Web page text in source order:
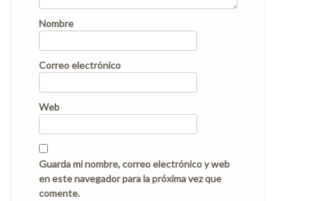
Nombre
Correo electrónico
Web
Guarda mi nombre, correo electrónico y web
en este navegador para la próxima vez que
comente.